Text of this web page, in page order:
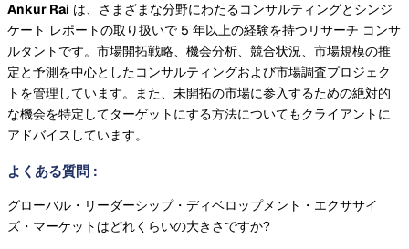
Ankur Ra​​i は、さまざまな分野にわたるコンサルティングとシンジ
ケート レポートの取り扱いで 5 年以上の経験を持つリサーチ コンサ
ルタントです。市場開拓戦略、機会分析、競合状況、市場規模の推
定と予測を中心としたコンサルティングおよび市場調査プロジェク
トを管理しています。また、未開拓の市場に参入するための絶対的
な機会を特定してターゲットにする方法についてもクライアントに
アドバイスしています。
よくある質問 :
グローバル・リーダーシップ・ディベロップメント・エクササイ
ズ・マーケットはどれくらいの大きさですか?